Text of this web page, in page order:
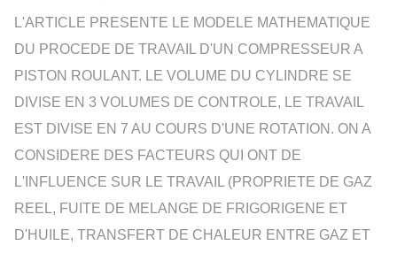
L'ARTICLE PRESENTE LE MODELE MATHEMATIQUE
DU PROCEDE DE TRAVAIL D'UN COMPRESSEUR A
PISTON ROULANT. LE VOLUME DU CYLINDRE SE
DIVISE EN 3 VOLUMES DE CONTROLE, LE TRAVAIL
EST DIVISE EN 7 AU COURS D'UNE ROTATION. ON A
CONSIDERE DES FACTEURS QUI ONT DE
L'INFLUENCE SUR LE TRAVAIL (PROPRIETE DE GAZ
REEL, FUITE DE MELANGE DE FRIGORIGENE ET
D'HUILE, TRANSFERT DE CHALEUR ENTRE GAZ ET